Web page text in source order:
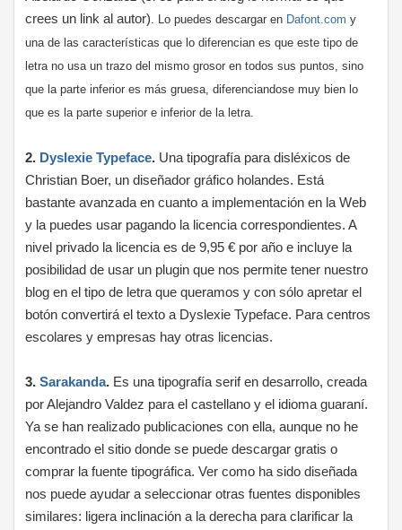
crees un link al autor). Lo puedes descargar en Dafont.com y
una de las características que lo diferencian es que este tipo de
letra no usa un trazo del mismo grosor en todos sus puntos, sino
que la parte inferior es más gruesa, diferenciandose muy bien lo
que es la parte superior e inferior de la letra.
2. Dyslexie Typeface. Una tipografía para disléxicos de
Christian Boer, un diseñador gráfico holandes. Está
bastante avanzada en cuanto a implementación en la Web
y la puedes usar pagando la licencia correspondientes. A
nivel privado la licencia es de 9,95 € por año e incluye la
posibilidad de usar un plugin que nos permite tener nuestro
blog en el tipo de letra que queramos y con sólo apretar el
botón convertirá el texto a Dyslexie Typeface. Para centros
escolares y empresas hay otras licencias.
3.Sarakanda. Es una tipografía serif en desarrollo, creada
por Alejandro Valdez para el castellano y el idioma guaraní.
Ya se han realizado publicaciones con ella, aunque no he
encontrado el sitio donde se puede descargar gratis o
comprar la fuente tipográfica. Ver como ha sido diseñada
nos puede ayudar a seleccionar otras fuentes disponibles
similares: ligera inclinación a la derecha para clarificar la